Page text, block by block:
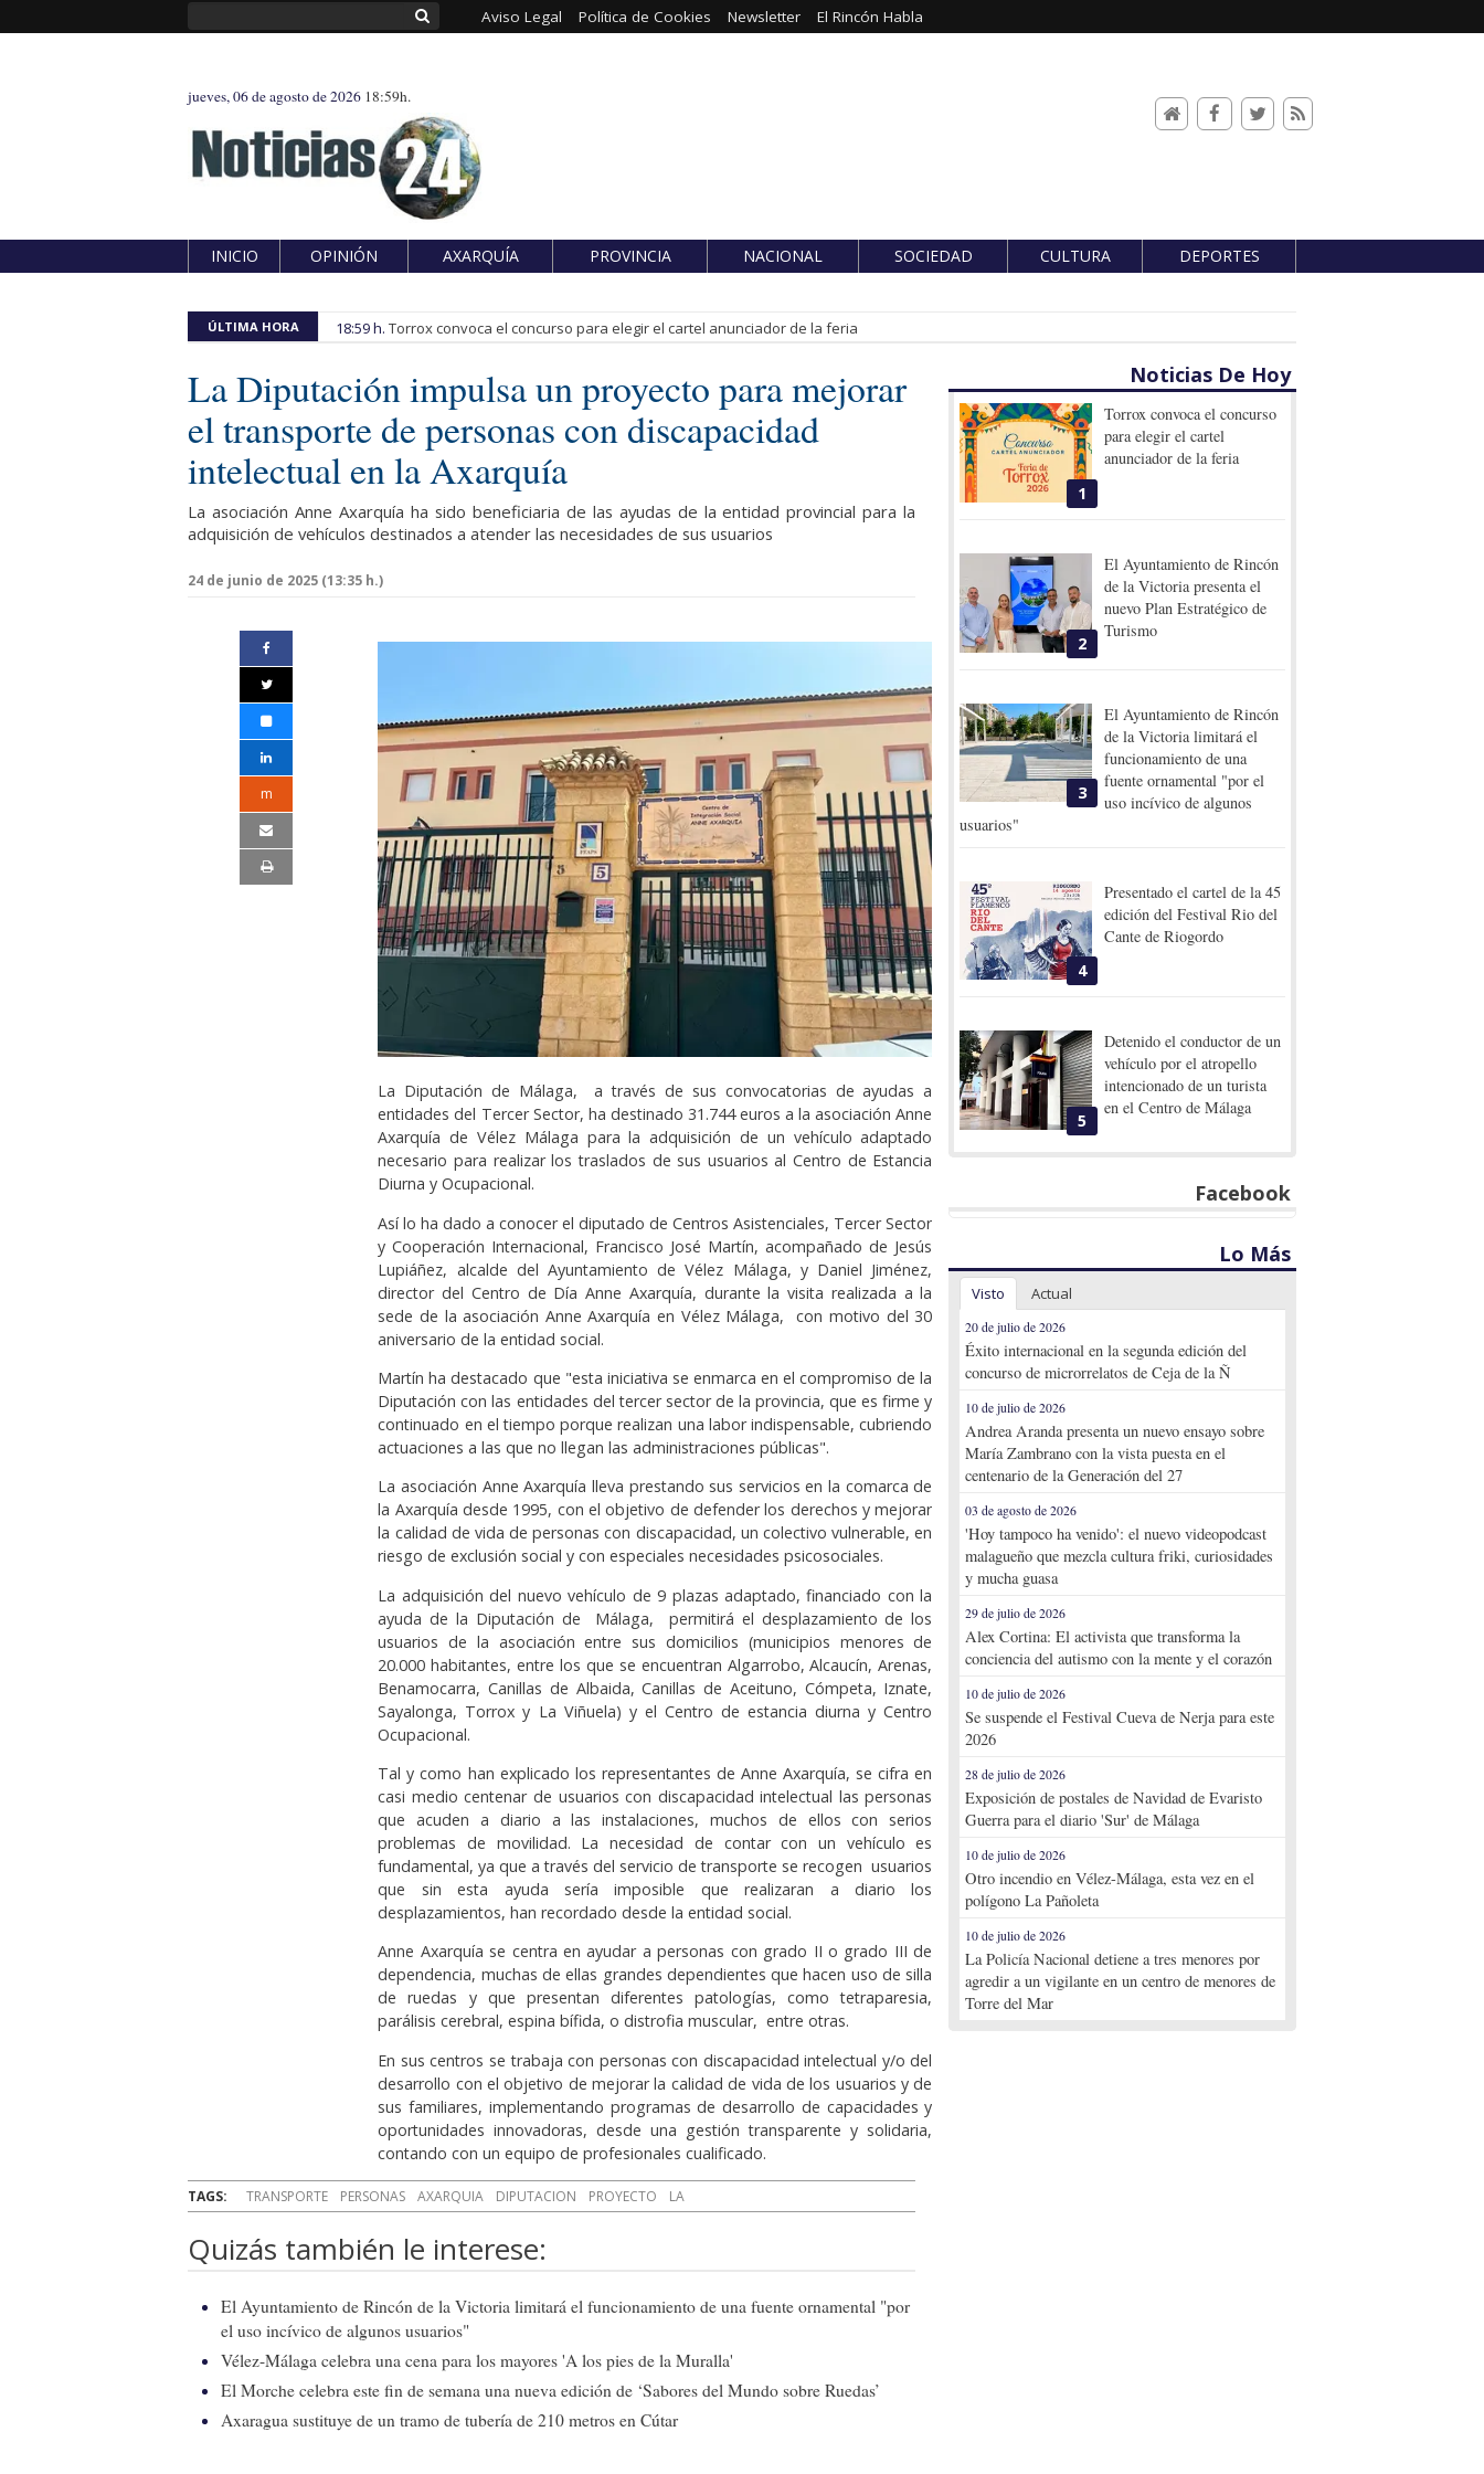
Aviso Legal Política de Cookies Newsletter El Rincón Habla
jueves, 06 de agosto de 2026 18:59h.
INICIO OPINIÓN AXARQUÍA PROVINCIA NACIONAL SOCIEDAD CULTURA DEPORTES
ÚLTIMA HORA 18:59 h. Torrox convoca el concurso para elegir el cartel anunciador de la feria
La Diputación impulsa un proyecto para mejorar
el transporte de personas con discapacidad
intelectual en la Axarquía
La asociación Anne Axarquía ha sido beneficiaria de las ayudas de la entidad provincial para la
adquisición de vehículos destinados a atender las necesidades de sus usuarios
24 de junio de 2025 (13:35 h.)
m
La Diputación de Málaga, a través de sus convocatorias de ayudas a
entidades del Tercer Sector, ha destinado 31.744 euros a la asociación Anne
Axarquía de Vélez Málaga para la adquisición de un vehículo adaptado
necesario para realizar los traslados de sus usuarios al Centro de Estancia
Diurna y Ocupacional.
Así lo ha dado a conocer el diputado de Centros Asistenciales, Tercer Sector
y Cooperación Internacional, Francisco José Martín, acompañado de Jesús
Lupiáñez, alcalde del Ayuntamiento de Vélez Málaga, y Daniel Jiménez,
director del Centro de Día Anne Axarquía, durante la visita realizada a la
sede de la asociación Anne Axarquía en Vélez Málaga, con motivo del 30
aniversario de la entidad social.
Martín ha destacado que "esta iniciativa se enmarca en el compromiso de la
Diputación con las entidades del tercer sector de la provincia, que es firme y
continuado en el tiempo porque realizan una labor indispensable, cubriendo
actuaciones a las que no llegan las administraciones públicas".
La asociación Anne Axarquía lleva prestando sus servicios en la comarca de
la Axarquía desde 1995, con el objetivo de defender los derechos y mejorar
la calidad de vida de personas con discapacidad, un colectivo vulnerable, en
riesgo de exclusión social y con especiales necesidades psicosociales.
La adquisición del nuevo vehículo de 9 plazas adaptado, financiado con la
ayuda de la Diputación de Málaga, permitirá el desplazamiento de los
usuarios de la asociación entre sus domicilios (municipios menores de
20.000 habitantes, entre los que se encuentran Algarrobo, Alcaucín, Arenas,
Benamocarra, Canillas de Albaida, Canillas de Aceituno, Cómpeta, Iznate,
Sayalonga, Torrox y La Viñuela) y el Centro de estancia diurna y Centro
Ocupacional.
Tal y como han explicado los representantes de Anne Axarquía, se cifra en
casi medio centenar de usuarios con discapacidad intelectual las personas
que acuden a diario a las instalaciones, muchos de ellos con serios
problemas de movilidad. La necesidad de contar con un vehículo es
fundamental, ya que a través del servicio de transporte se recogen usuarios
que sin esta ayuda sería imposible que realizaran a diario los
desplazamientos, han recordado desde la entidad social.
Anne Axarquía se centra en ayudar a personas con grado II o grado III de
dependencia, muchas de ellas grandes dependientes que hacen uso de silla
de ruedas y que presentan diferentes patologías, como tetraparesia,
parálisis cerebral, espina bífida, o distrofia muscular, entre otras.
En sus centros se trabaja con personas con discapacidad intelectual y/o del
desarrollo con el objetivo de mejorar la calidad de vida de los usuarios y de
sus familiares, implementando programas de desarrollo de capacidades y
oportunidades innovadoras, desde una gestión transparente y solidaria,
contando con un equipo de profesionales cualificado.
TAGS: TRANSPORTE PERSONAS AXARQUIA DIPUTACION PROYECTO LA
Quizás también le interese:
El Ayuntamiento de Rincón de la Victoria limitará el funcionamiento de una fuente ornamental "por
el uso incívico de algunos usuarios"
Vélez-Málaga celebra una cena para los mayores 'A los pies de la Muralla'
El Morche celebra este fin de semana una nueva edición de ‘Sabores del Mundo sobre Ruedas’
Axaragua sustituye de un tramo de tubería de 210 metros en Cútar
Noticias De Hoy
1
Torrox convoca el concurso
para elegir el cartel
anunciador de la feria
2
El Ayuntamiento de Rincón
de la Victoria presenta el
nuevo Plan Estratégico de
Turismo
3
El Ayuntamiento de Rincón
de la Victoria limitará el
funcionamiento de una
fuente ornamental "por el
uso incívico de algunos
usuarios"
4
Presentado el cartel de la 45
edición del Festival Rio del
Cante de Riogordo
5
Detenido el conductor de un
vehículo por el atropello
intencionado de un turista
en el Centro de Málaga
Facebook
Lo Más
Visto Actual
20 de julio de 2026
Éxito internacional en la segunda edición del
concurso de microrrelatos de Ceja de la Ñ
10 de julio de 2026
Andrea Aranda presenta un nuevo ensayo sobre
María Zambrano con la vista puesta en el
centenario de la Generación del 27
03 de agosto de 2026
'Hoy tampoco ha venido': el nuevo videopodcast
malagueño que mezcla cultura friki, curiosidades
y mucha guasa
29 de julio de 2026
Alex Cortina: El activista que transforma la
conciencia del autismo con la mente y el corazón
10 de julio de 2026
Se suspende el Festival Cueva de Nerja para este
2026
28 de julio de 2026
Exposición de postales de Navidad de Evaristo
Guerra para el diario 'Sur' de Málaga
10 de julio de 2026
Otro incendio en Vélez-Málaga, esta vez en el
polígono La Pañoleta
10 de julio de 2026
La Policía Nacional detiene a tres menores por
agredir a un vigilante en un centro de menores de
Torre del Mar